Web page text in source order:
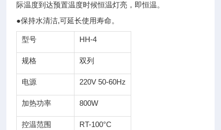
际温度到达预置温度时候恒温灯亮，即恒温。
●保持水清洁,可延长使用寿命。
型号 HH-4
规格 双列
电源 220V 50-60Hz
加热功率 800W
控温范围 RT-100°C